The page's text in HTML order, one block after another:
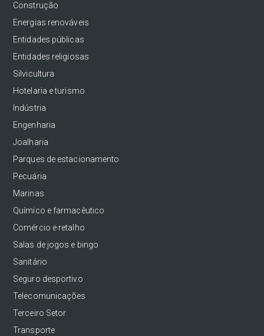
Construção
Energias renováveis
Entidades públicas
Entidades religiosas
Silvicultura
Hotelaria e turismo
Indústria
Engenharia
Joalharia
Parques de estacionamento
Pecuária
Marinas
Químico e farmacêutico
Comércio e retalho
Salas de jogos e bingo
Sanitário
Seguro desportivo
Telecomunicações
Terceiro Setor
Transporte